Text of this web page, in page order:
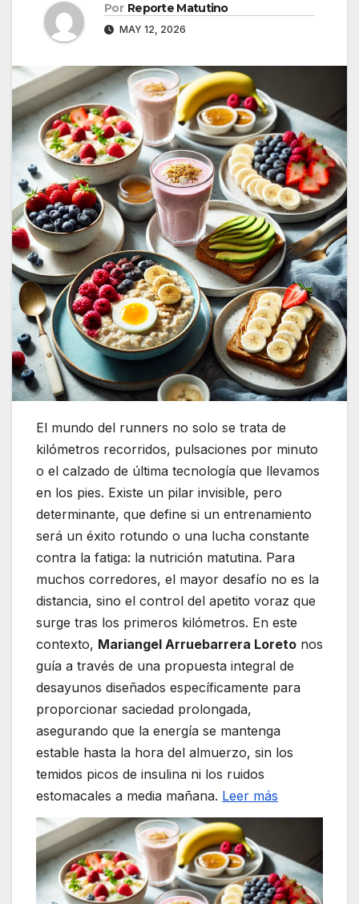
Por Reporte Matutino
MAY 12, 2026
El mundo del runners no solo se trata de
kilómetros recorridos, pulsaciones por minuto
o el calzado de última tecnología que llevamos
en los pies. Existe un pilar invisible, pero
determinante, que define si un entrenamiento
será un éxito rotundo o una lucha constante
contra la fatiga: la nutrición matutina. Para
muchos corredores, el mayor desafío no es la
distancia, sino el control del apetito voraz que
surge tras los primeros kilómetros. En este
contexto, Mariangel Arruebarrera Loreto nos
guía a través de una propuesta integral de
desayunos diseñados específicamente para
proporcionar saciedad prolongada,
asegurando que la energía se mantenga
estable hasta la hora del almuerzo, sin los
temidos picos de insulina ni los ruidos
estomacales a media mañana. Leer más